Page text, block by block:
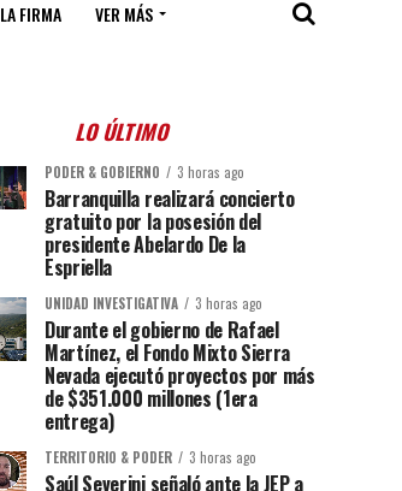
LA FIRMA VER MÁS
LO ÚLTIMO
PODER & GOBIERNO 3 horas ago
Barranquilla realizará concierto
gratuito por la posesión del
presidente Abelardo De la
Espriella
UNIDAD INVESTIGATIVA 3 horas ago
Durante el gobierno de Rafael
Martínez, el Fondo Mixto Sierra
Nevada ejecutó proyectos por más
de $351.000 millones (1era
entrega)
TERRITORIO & PODER 3 horas ago
Saúl Severini señaló ante la JEP a